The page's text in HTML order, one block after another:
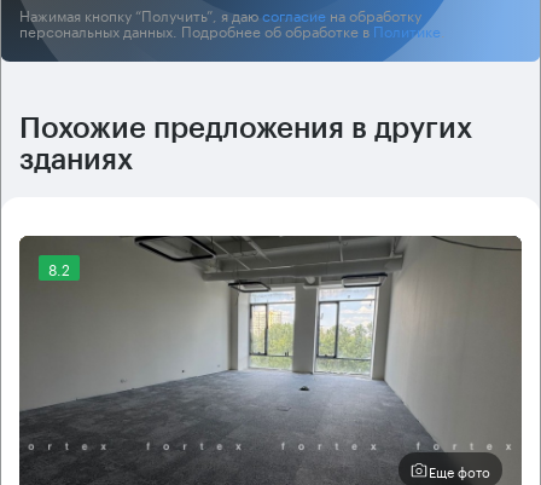
Нажимая кнопку “Получить”, я даюсогласие на обработку
персональных данных. Подробнее об обработке вПолитике
Похожие предложения в других
зданиях
8.2
Еще фото